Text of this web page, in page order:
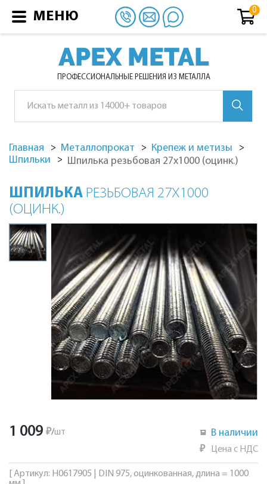
APEX METAL
ПРОФЕССИОНАЛЬНЫЕ РЕШЕНИЯ ИЗ МЕТАЛЛА
Главная Металлопрокат
Крепеж и метизы
Шпильки
Шпилька резьбовая 27х1000 (оцинк.)
ШПИЛЬКА РЕЗЬБОВАЯ 27Х1000
(ОЦИНК.)
1 009 ₽/шт В наличии
₽ Цена с НДС
[ Артикул: Н0617905 | DIN 975, оцинкованная, длина = 1000
МЕНЮ